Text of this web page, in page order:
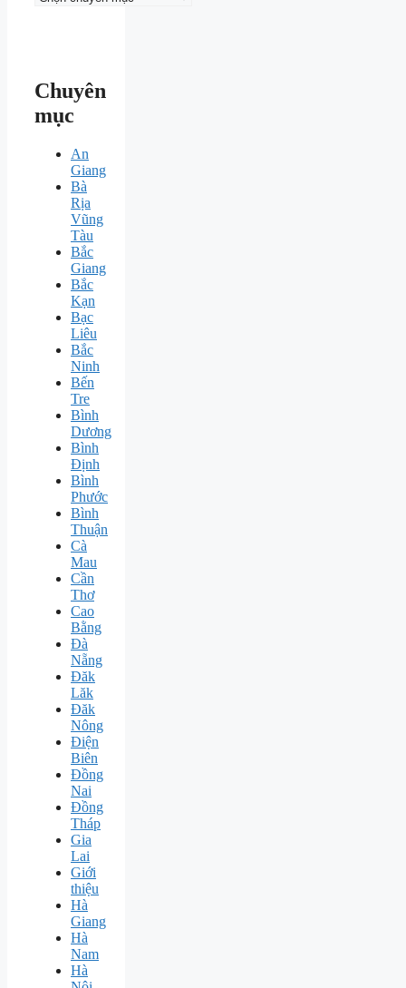
Chuyên
mục
An
Giang
Bà
Rịa
Vũng
Tàu
Bắc
Giang
Bắc
Kạn
Bạc
Liêu
Bắc
Ninh
Bến
Tre
Bình
Dương
Bình
Định
Bình
Phước
Bình
Thuận
Cà
Mau
Cần
Thơ
Cao
Bằng
Đà
Nẵng
Đăk
Lăk
Đăk
Nông
Điện
Biên
Đồng
Nai
Đồng
Tháp
Gia
Lai
Giới
thiệu
Hà
Giang
Hà
Nam
Hà